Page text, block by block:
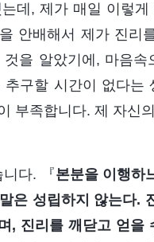
데, 제가 매일 이렇게
안배해서 제가 진리
을 알았기에, 마음속
구할 시간이 없다는
부족합니다. 제 자신
다. 『본분을 이행하
은 성립하지 않는다.
, 진리를 깨닫고 얻을